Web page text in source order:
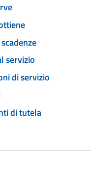
servizio
di servizio
di tutela